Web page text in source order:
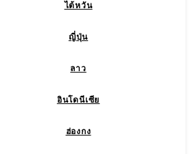
ไต้หวัน
ญี่ปุ่น
ลาว
อินโดนีเซีย
ฮ่องกง